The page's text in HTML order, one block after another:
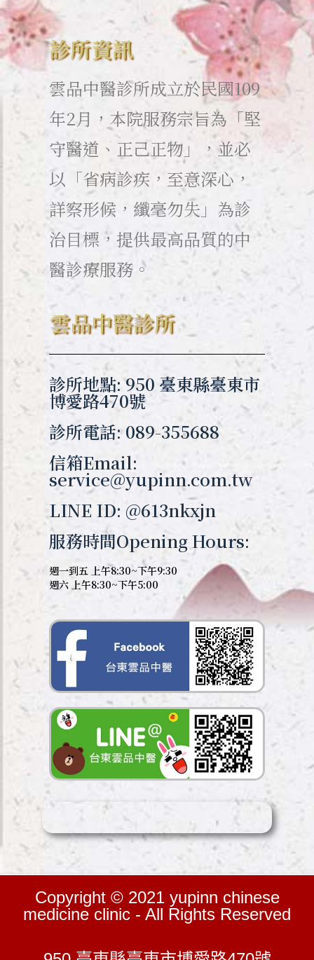
診所資訊
雲品中醫診所成立於民國109
年2月，本院服務宗旨為「堅
守醫道、正己正物」，並必
以「省病診疾，至意深心，
詳察形候，纖毫勿失」為診
治目標，提供最高品質的中
醫診療服務。
雲品中醫診所
診所地點: 950 臺東縣臺東市
博愛路470號
診所電話: 089-355688
信箱Email:
service@yupinn.com.tw
LINE ID: @613nkxjn
服務時間Opening Hours:
週一到五 上午8:30~下午9:30
週六 上午8:30~下午5:00
Copyright © 2021 yupinn chinese
medicine clinic - All Rights Reserved